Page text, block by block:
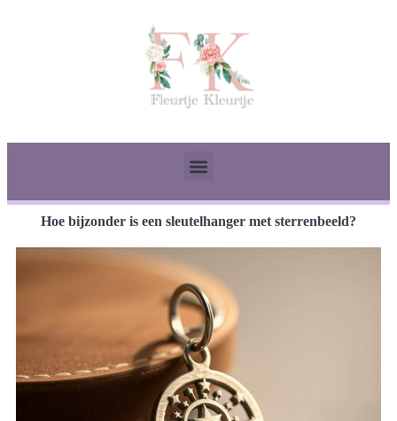
Hoe bijzonder is een sleutelhanger met sterrenbeeld?